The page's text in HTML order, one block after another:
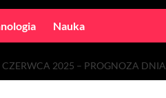
Nauka
2025 – PROGNOZA DNIA